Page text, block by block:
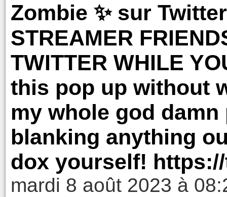
Zombie ✨ sur
STREAMER
TWITTER WHILE
this pop up without
my whole god
blanking anything
dox yourself!
mardi 8 août 2023 à